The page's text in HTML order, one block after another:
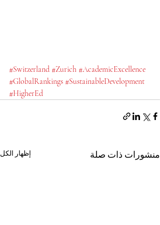
#Switzerland #Zurich #AcademicExcellence
#GlobalRankings #SustainableDevelopment
#HigherEd
منشورات ذات صلة إظهار الكل